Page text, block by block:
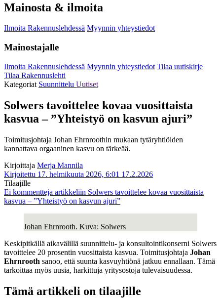
Mainosta & ilmoita
Ilmoita Rakennuslehdessä Myynnin yhteystiedot
Mainostajalle
Ilmoita Rakennuslehdessä Myynnin yhteystiedot Tilaa uutiskirje
Tilaa Rakennuslehti
Kategoriat Suunnittelu Uutiset
Solwers tavoittelee kovaa vuosittaista
kasvua – ”Yhteistyö on kasvun ajuri”
Toimitusjohtaja Johan Ehrnroothin mukaan tytäryhtiöiden
kannattava orgaaninen kasvu on tärkeää.
Kirjoittaja Merja Mannila
Kirjoitettu 17. helmikuuta 2026, 6:01 17.2.2026
Tilaajille
Ei kommentteja artikkeliin Solwers tavoittelee kovaa vuosittaista
kasvua – ”Yhteistyö on kasvun ajuri”
Johan Ehrnrooth. Kuva: Solwers
Keskipitkällä aikavälillä suunnittelu- ja konsultointikonserni Solwers
tavoittelee 20 prosentin vuosittaista kasvua. Toimitusjohtaja Johan
Ehrnrooth sanoo, että suunta kasvuyhtiönä jatkuu ennallaan. Tämä
tarkoittaa myös uusia, harkittuja yritysostoja tulevaisuudessa.
Tämä artikkeli on tilaajille